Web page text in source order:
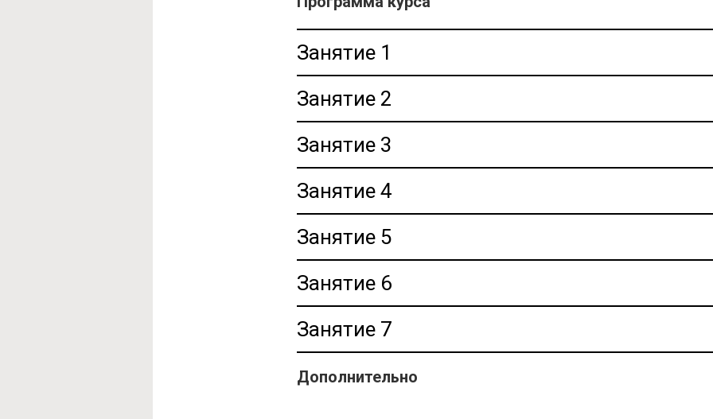
Занятие 1
Занятие 2
Занятие 3
Занятие 4
Занятие 5
Занятие 6
Занятие 7
Дополнительно